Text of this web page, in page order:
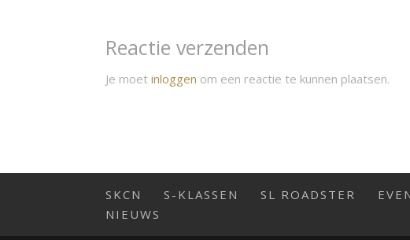
Reactie verzenden
Je moetinloggen om een reactie te kunnen plaatsen.
SKCN S-KLASSEN SL ROADSTER
NIEUWS